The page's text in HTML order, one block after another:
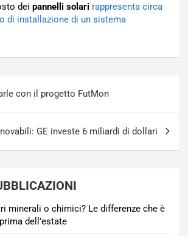
dei pannelli solari rappresenta circa
di installazione di un sistema
con il progetto FutMon
GE investe 6 miliardi di dollari
minerali o chimici? Le differenze che è
dell’estate